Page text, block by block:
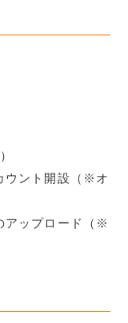
ウント開設（※オ
アップロード（※